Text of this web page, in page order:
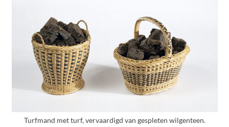
Turfmand met turf, vervaardigd van gespleten wilgenteen.